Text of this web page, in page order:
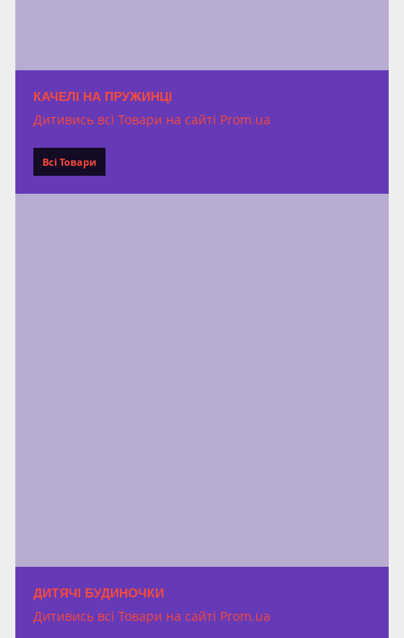
КАЧЕЛІ НА ПРУЖИНЦІ
Дитивись всі Товари на сайті Prom.ua
Всі Товари
ДИТЯЧІ БУДИНОЧКИ
Дитивись всі Товари на сайті Prom.ua